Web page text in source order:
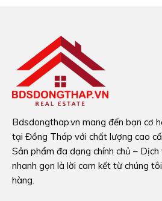
Bdsdongthap.vn mang đến bạn cơ
tại Đồng Tháp với chất lượng cao
Sản phẩm đa dạng chính chủ –
nhanh gọn là lời cam kết từ chúng
hàng.